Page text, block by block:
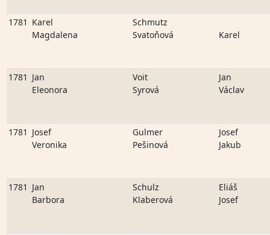
1781 Karel
Magdalena
Schmutz
Svatoňová
Karel
1781 Jan
Eleonora
Voit
Syrová
Jan
Václav
1781 Josef
Veronika
Gulmer
Pešinová
Josef
Jakub
1781 Jan
Barbora
Schulz
Klaberová
Eliáš
Josef